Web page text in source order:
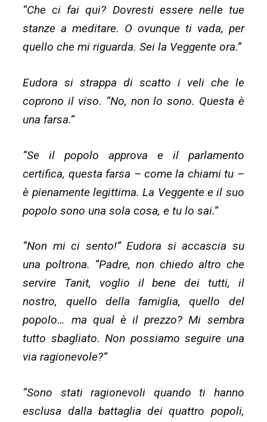
“Che ci fai qui? Dovresti essere nelle tue
stanze a meditare. O ovunque ti vada, per
quello che mi riguarda. Sei la Veggente ora.”
Eudora si strappa di scatto i veli che le
coprono il viso. “No, non lo sono. Questa è
una farsa.”
“Se il popolo approva e il parlamento
certifica, questa farsa – come la chiami tu –
è pienamente legittima. La Veggente e il suo
popolo sono una sola cosa, e tu lo sai.”
“Non mi ci sento!” Eudora si accascia su
una poltrona. “Padre, non chiedo altro che
servire Tanit, voglio il bene dei tutti, il
nostro, quello della famiglia, quello del
popolo… ma qual è il prezzo? Mi sembra
tutto sbagliato. Non possiamo seguire una
via ragionevole?”
“Sono stati ragionevoli quando ti hanno
esclusa dalla battaglia dei quattro popoli,